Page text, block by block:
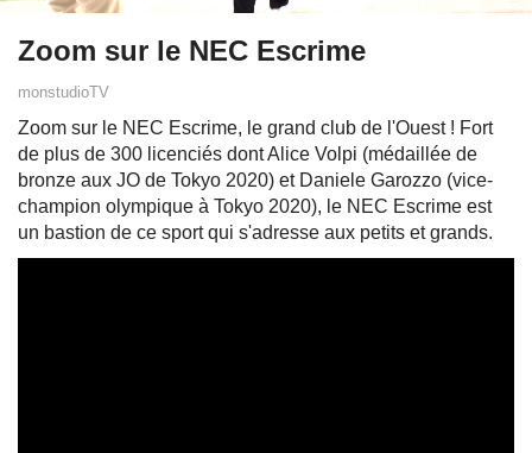
Zoom sur le NEC Escrime
monstudioTV
Zoom sur le NEC Escrime, le grand club de l'Ouest ! Fort
de plus de 300 licenciés dont Alice Volpi (médaillée de
bronze aux JO de Tokyo 2020) et Daniele Garozzo (vice-
champion olympique à Tokyo 2020), le NEC Escrime est
un bastion de ce sport qui s'adresse aux petits et grands.